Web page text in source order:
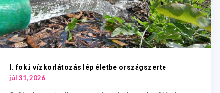
I. fokú vízkorlátozás lép életbe országszerte
júl 31, 2026